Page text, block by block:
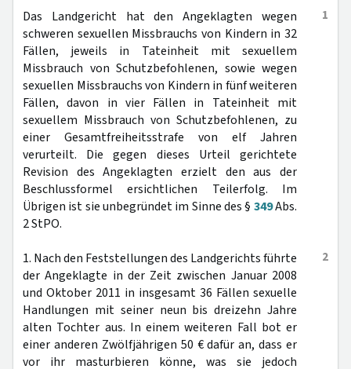
1
Das Landgericht hat den Angeklagten wegen
schweren sexuellen Missbrauchs von Kindern in 32
Fällen, jeweils in Tateinheit mit sexuellem
Missbrauch von Schutzbefohlenen, sowie wegen
sexuellen Missbrauchs von Kindern in fünf weiteren
Fällen, davon in vier Fällen in Tateinheit mit
sexuellem Missbrauch von Schutzbefohlenen, zu
einer Gesamtfreiheitsstrafe von elf Jahren
verurteilt. Die gegen dieses Urteil gerichtete
Revision des Angeklagten erzielt den aus der
Beschlussformel ersichtlichen Teilerfolg. Im
Übrigen ist sie unbegründet im Sinne des § 349Abs.
2 StPO.
2
1. Nach den Feststellungen des Landgerichts führte
der Angeklagte in der Zeit zwischen Januar 2008
und Oktober 2011 in insgesamt 36 Fällen sexuelle
Handlungen mit seiner neun bis dreizehn Jahre
alten Tochter aus. In einem weiteren Fall bot er
einer anderen Zwölfjährigen 50 € dafür an, dass er
vor ihr masturbieren könne, was sie jedoch